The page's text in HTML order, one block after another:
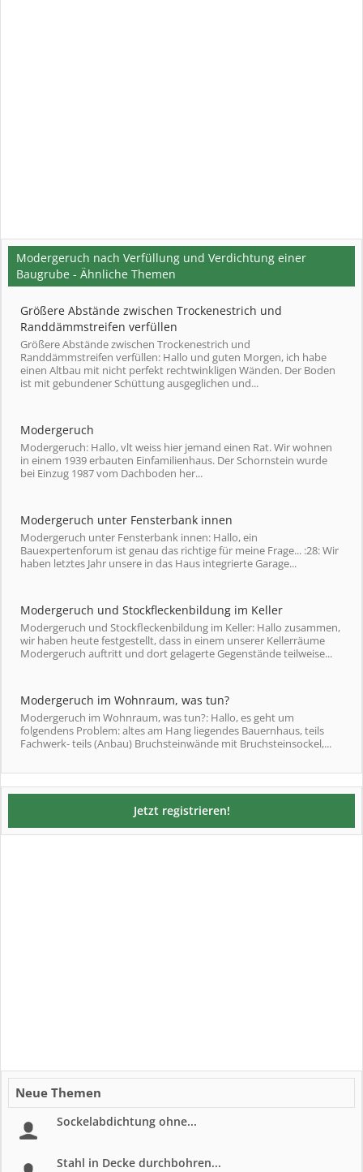
Modergeruch nach Verfüllung und Verdichtung einer
Baugrube - Ähnliche Themen
Größere Abstände zwischen Trockenestrich und
Randdämmstreifen verfüllen
Größere Abstände zwischen Trockenestrich und
Randdämmstreifen verfüllen: Hallo und guten Morgen, ich habe
einen Altbau mit nicht perfekt rechtwinkligen Wänden. Der Boden
ist mit gebundener Schüttung ausgeglichen und...
Modergeruch
Modergeruch: Hallo, vlt weiss hier jemand einen Rat. Wir wohnen
in einem 1939 erbauten Einfamilienhaus. Der Schornstein wurde
bei Einzug 1987 vom Dachboden her...
Modergeruch unter Fensterbank innen
Modergeruch unter Fensterbank innen: Hallo, ein
Bauexpertenforum ist genau das richtige für meine Frage... :28: Wir
haben letztes Jahr unsere in das Haus integrierte Garage...
Modergeruch und Stockfleckenbildung im Keller
Modergeruch und Stockfleckenbildung im Keller: Hallo zusammen,
wir haben heute festgestellt, dass in einem unserer Kellerräume
Modergeruch auftritt und dort gelagerte Gegenstände teilweise...
Modergeruch im Wohnraum, was tun?
Modergeruch im Wohnraum, was tun?: Hallo, es geht um
folgendens Problem: altes am Hang liegendes Bauernhaus, teils
Fachwerk- teils (Anbau) Bruchsteinwände mit Bruchsteinsockel,...
Jetzt registrieren!
Neue Themen
Sockelabdichtung ohne...
Stahl in Decke durchbohren...